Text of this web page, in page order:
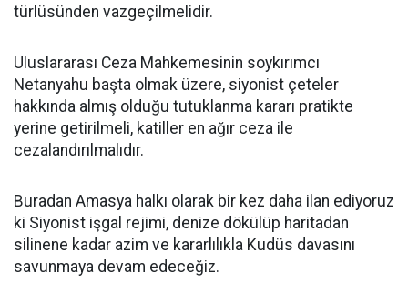
türlüsünden vazgeçilmelidir.
Uluslararası Ceza Mahkemesinin soykırımcı
Netanyahu başta olmak üzere, siyonist çeteler
hakkında almış olduğu tutuklanma kararı pratikte
yerine getirilmeli, katiller en ağır ceza ile
cezalandırılmalıdır.
Buradan Amasya halkı olarak bir kez daha ilan ediyoruz
ki Siyonist işgal rejimi, denize dökülüp haritadan
silinene kadar azim ve kararlılıkla Kudüs davasını
savunmaya devam edeceğiz.